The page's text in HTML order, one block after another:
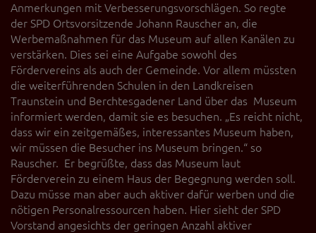
Anmerkungen mit Verbesserungsvorschlägen. So regte
der SPD Ortsvorsitzende Johann Rauscher an, die
Werbemaßnahmen für das Museum auf allen Kanälen zu
verstärken. Dies sei eine Aufgabe sowohl des
Fördervereins als auch der Gemeinde. Vor allem müssten
die weiterführenden Schulen in den Landkreisen
Traunstein und Berchtesgadener Land über das Museum
informiert werden, damit sie es besuchen. „Es reicht nicht,
dass wir ein zeitgemäßes, interessantes Museum haben,
wir müssen die Besucher ins Museum bringen.“ so
Rauscher. Er begrüßte, dass das Museum laut
Förderverein zu einem Haus der Begegnung werden soll.
Dazu müsse man aber auch aktiver dafür werben und die
nötigen Personalressourcen haben. Hier sieht der SPD
Vorstand angesichts der geringen Anzahl aktiver